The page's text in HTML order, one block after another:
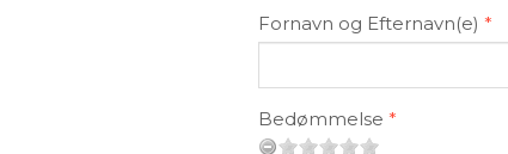
Fornavn og Efternavn(e)
Bedømmelse